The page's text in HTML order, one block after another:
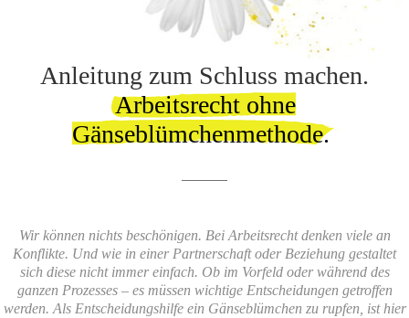
Anleitung zum Schluss machen.
Arbeitsrecht ohne
Gänseblümchenmethode.
Wir können nichts beschönigen. Bei Arbeitsrecht denken viele an
Konflikte. Und wie in einer Partnerschaft oder Beziehung gestaltet
sich diese nicht immer einfach. Ob im Vorfeld oder während des
ganzen Prozesses – es müssen wichtige Entscheidungen getroffen
werden. Als Entscheidungshilfe ein Gänseblümchen zu rupfen, ist hier